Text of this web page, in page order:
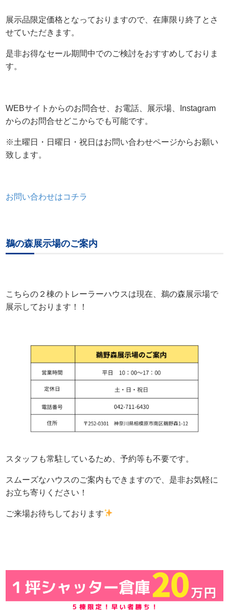
展示品限定価格となっておりますので、在庫限り終了とさ
せていただきます。
是非お得なセール期間中でのご検討をおすすめしておりま
す。
WEBサイトからのお問合せ、お電話、展示場、Instagram
からのお問合せどこからでも可能です。
※土曜日・日曜日・祝日はお問い合わせページからお願い
致します。
お問い合わせはコチラ
鵜の森展示場のご案内
こちらの２棟のトレーラーハウスは現在、鵜の森展示場で
展示しております！！
スタッフも常駐しているため、予約等も不要です。
スムーズなハウスのご案内もできますので、是非お気軽に
お立ち寄りください！
ご来場お待ちしております